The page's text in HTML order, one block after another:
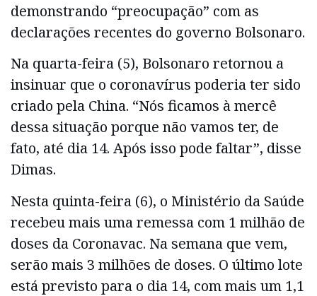
demonstrando “preocupação” com as
declarações recentes do governo Bolsonaro.
Na quarta-feira (5), Bolsonaro retornou a
insinuar que o coronavírus poderia ter sido
criado pela China. “Nós ficamos à mercê
dessa situação porque não vamos ter, de
fato, até dia 14. Após isso pode faltar”, disse
Dimas.
Nesta quinta-feira (6), o Ministério da Saúde
recebeu mais uma remessa com 1 milhão de
doses da Coronavac. Na semana que vem,
serão mais 3 milhões de doses. O último lote
está previsto para o dia 14, com mais um 1,1